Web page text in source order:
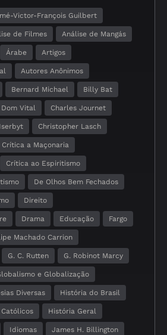
Victor-François Guilbert
de Filmes Análise de Mangás
Árabe Artigos
Autores Anônimos
Bernard Michael Billy Bat
Dom Vital Charles Journet
Christopher Lasch
Crítica a Maçonaria
Crítica ao Espiritismo
De Olhos Bem Fechados
Direito
Drama Educação Fargo
Machado Carrion
G. C. Rutten G. Robinot Marcy
e Globalização
Diversas História do Brasil
História Geral
Idiomas James H. Billington